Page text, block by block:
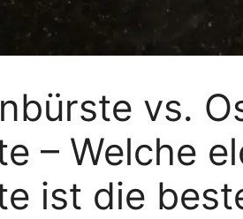
vs.
– Welche
ist die